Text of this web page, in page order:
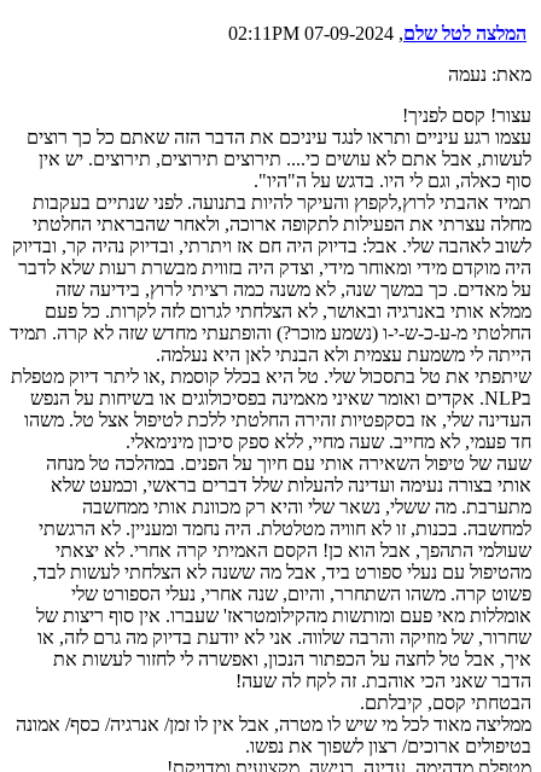
המלצה לטל שלם, 07-09-2024 02:11PM
מאת: נעמה
עצור! קסם לפניך!
עצמו רגע עיניים ותראו לנגד עיניכם את הדבר הזה שאתם כל כך רוצים
לעשות, אבל אתם לא עושים כי.... תירוצים תירוצים, תירוצים. יש אין
סוף כאלה, וגם לי היו. בדגש על ה"היו".
תמיד אהבתי לרוץ,לקפוץ והעיקר להיות בתנועה. לפני שנתיים בעקבות
מחלה עצרתי את הפעילות לתקופה ארוכה, ולאחר שהבראתי החלטתי
לשוב לאהבה שלי. אבל: בדיוק היה חם אז ויתרתי, ובדיוק נהיה קר, ובדיוק
היה מוקדם מידי ומאוחר מידי, וצדק היה בזווית מבשרת רעות שלא לדבר
על מאדים. כך במשך שנה, לא משנה כמה רציתי לרוץ, בידיעה שזה
ממלא אותי באנרגיה ובאושר, לא הצלחתי לגרום לזה לקרות. כל פעם
החלטתי מ-ע-כ-ש-י-ו (נשמע מוכר?) והופתעתי מחדש שזה לא קרה. תמיד
הייתה לי משמעת עצמית ולא הבנתי לאן היא נעלמה.
שיתפתי את טל בתסכול שלי. טל היא בכלל קוסמת ,או ליתר דיוק מטפלת
בNLP. אקדים ואומר שאיני מאמינה בפסיכולוגים או בשיחות על הנפש
העדינה שלי, אז בסקפטיות זהירה החלטתי ללכת לטיפול אצל טל. משהו
חד פעמי, לא מחייב. שעה מחיי, ללא ספק סיכון מינימאלי.
שעה של טיפול השאירה אותי עם חיוך על הפנים. במהלכה טל מנחה
אותי בצורה נעימה ועדינה להעלות שלל דברים בראשי, וכמעט שלא
מתערבת. מה ששלי, נשאר שלי והיא רק מכוונת אותי ממחשבה
למחשבה. בכנות, זו לא חוויה מטלטלת. היה נחמד ומעניין. לא הרגשתי
שעולמי התהפך, אבל הוא כן! הקסם האמיתי קרה אחרי. לא יצאתי
מהטיפול עם נעלי ספורט ביד, אבל מה ששנה לא הצלחתי לעשות לבד,
פשוט קרה. משהו השתחרר, והיום, שנה אחרי, נעלי הספורט שלי
אומללות מאי פעם ומותשות מהקילומטראז' שעברו. אין סוף ריצות של
שחרור, של מוזיקה והרבה שלווה. אני לא יודעת בדיוק מה גרם לזה, או
איך, אבל טל לחצה על הכפתור הנכון, ואפשרה לי לחזור לעשות את
הדבר שאני הכי אוהבת. זה לקח לה שעה!
הבטחתי קסם, קיבלתם.
ממליצה מאוד לכל מי שיש לו מטרה, אבל אין לו זמן/ אנרגיה/ כסף/ אמונה
בטיפולים ארוכים/ רצון לשפוך את נפשו.